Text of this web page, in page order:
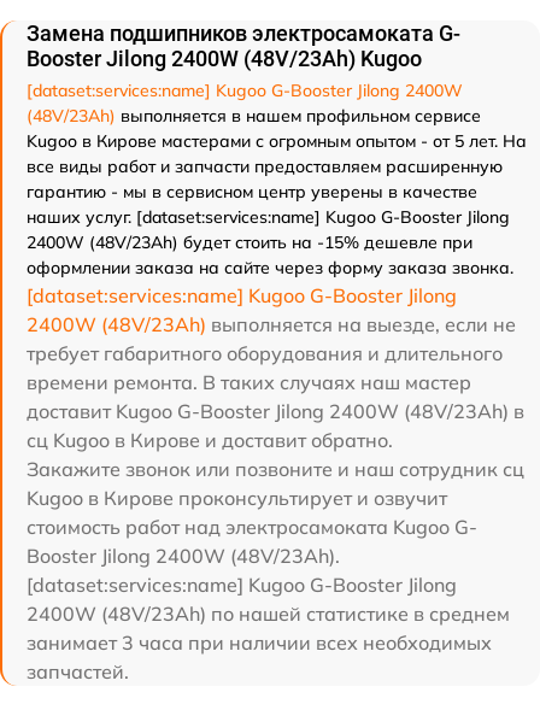
Замена подшипников электросамоката G-
Booster Jilong 2400W (48V/23Ah) Kugoo
[dataset:services:name] Kugoo G-Booster Jilong 2400W
(48V/23Ah) выполняется в нашем профильном сервисе
Kugoo в Кирове мастерами с огромным опытом - от 5 лет. На
все виды работ и запчасти предоставляем расширенную
гарантию - мы в сервисном центр уверены в качестве
наших услуг. [dataset:services:name] Kugoo G-Booster Jilong
2400W (48V/23Ah) будет стоить на -15% дешевле при
оформлении заказа на сайте через форму заказа звонка.
[dataset:services:name] Kugoo G-Booster Jilong
2400W (48V/23Ah) выполняется на выезде, если не
требует габаритного оборудования и длительного
времени ремонта. В таких случаях наш мастер
доставит Kugoo G-Booster Jilong 2400W (48V/23Ah) в
сц Kugoo в Кирове и доставит обратно.
Закажите звонок или позвоните и наш сотрудник сц
Kugoo в Кирове проконсультирует и озвучит
стоимость работ над электросамоката Kugoo G-
Booster Jilong 2400W (48V/23Ah).
[dataset:services:name] Kugoo G-Booster Jilong
2400W (48V/23Ah) по нашей статистике в среднем
занимает 3 часа при наличии всех необходимых
запчастей.